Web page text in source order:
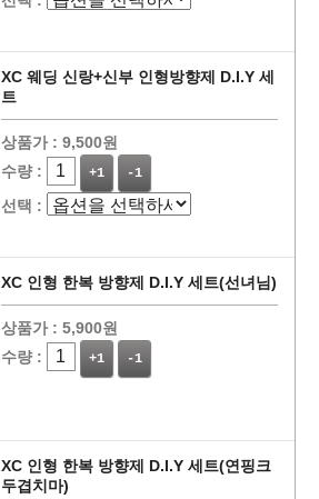
XC 웨딩 신랑+신부 인형방향제 D.I.Y 세
트
상품가 : 9,500원
수량 :
+1 -1
선택 :
XC 인형 한복 방향제 D.I.Y 세트(선녀님)
상품가 : 5,900원
수량 :
+1 -1
XC 인형 한복 방향제 D.I.Y 세트(연핑크
두겹치마)